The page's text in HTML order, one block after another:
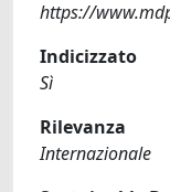
https://
Indicizzato
Sì
Rilevanza
Internazionale